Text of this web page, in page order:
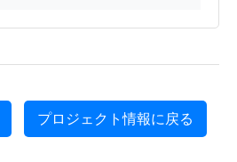
プロジェクト情報に戻る